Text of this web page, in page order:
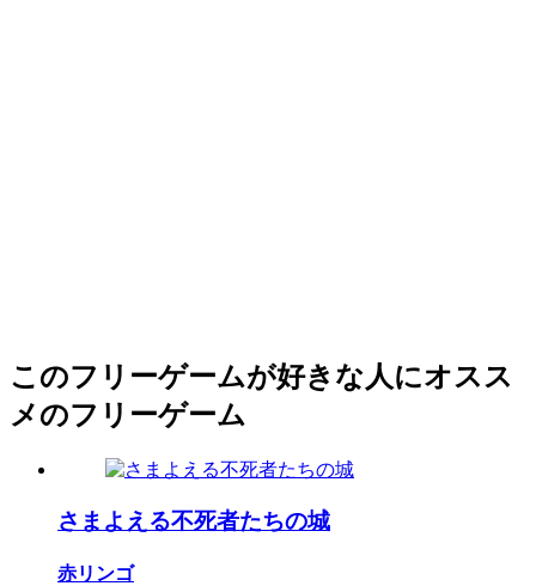
このフリーゲームが好きな人にオスス
メのフリーゲーム
さまよえる不死者たちの城
赤リンゴ